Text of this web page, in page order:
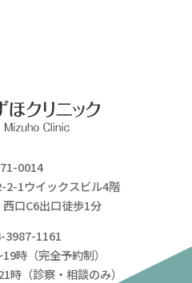
0014
2-1ウイックスビル4階
口C6出口徒歩1分
3987-1161
時（完全予約制）
時（診察・相談のみ）